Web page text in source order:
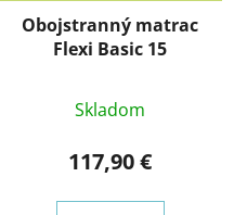
Obojstranný matrac
Flexi Basic 15
Skladom
117,90 €